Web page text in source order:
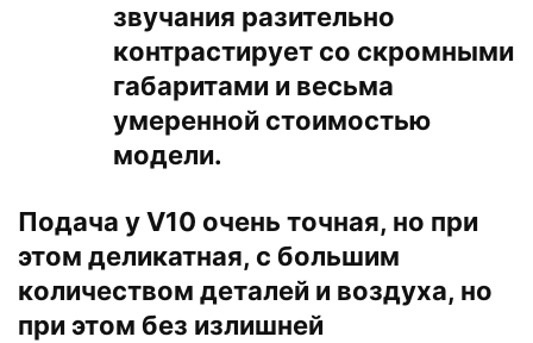
звучания разительно
контрастирует со скромными
габаритами и весьма
умеренной стоимостью
модели.
Подача у V10 очень точная, но при
этом деликатная, с большим
количеством деталей и воздуха, но
при этом без излишней